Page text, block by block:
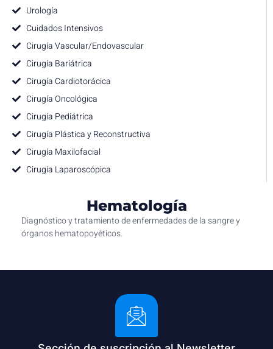
Urología
Cuidados Intensivos
Cirugía Vascular/Endovascular
Cirugía Bariátrica
Cirugía Cardiotorácica
Cirugía Oncológica
Cirugía Pediátrica
Cirugía Plástica y Reconstructiva
Cirugía Maxilofacial
Cirugía Laparoscópica
Hematología
Diagnóstico y tratamiento de enfermedades de la sangre y
órganos hematopoyéticos.